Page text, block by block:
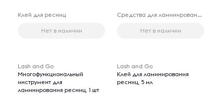
Клей для ресниц
Нет в наличии
Средства для ламинирования и биозавивки ресниц
Нет в наличии
Lash and Go
Многофункциональный
инструмент для
ламинирования ресниц, 1 шт
Lash and Go
Клей для ламинирования
ресниц, 5 мл